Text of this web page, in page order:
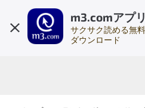
m3.comアプリ
サクサク読める無
ダウンロード